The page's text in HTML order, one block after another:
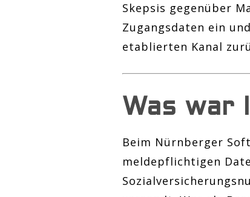
Skepsis gegenüber
Zugangsdaten ein
etablierten Kanal
Was war
Beim Nürnberger
meldepflichtigen